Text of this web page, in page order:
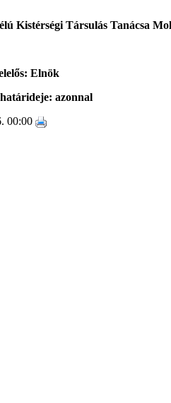
Kistérségi Társulás Tanácsa
Elnök
azonnal
00:00